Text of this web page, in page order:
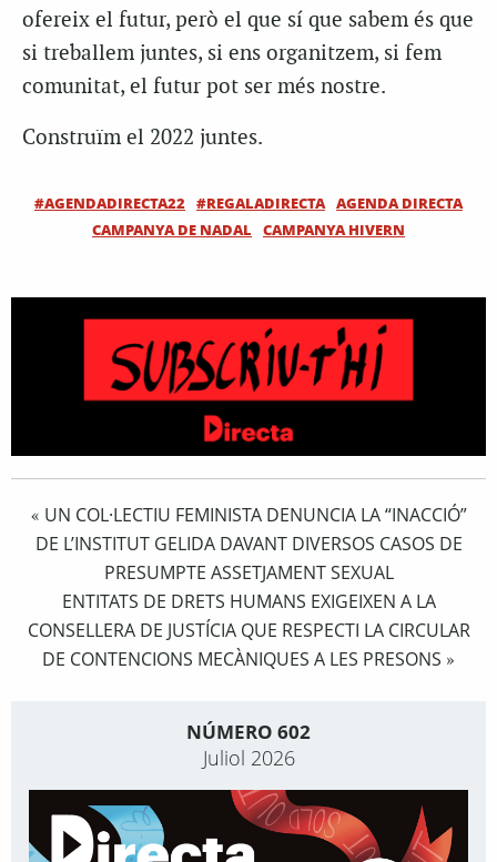
ofereix el futur, però el que sí que sabem és que
si treballem juntes, si ens organitzem, si fem
comunitat, el futur pot ser més nostre.
Construïm el 2022 juntes.
#AGENDADIRECTA22 #REGALADIRECTA AGENDA DIRECTA
CAMPANYA DE NADAL
CAMPANYA HIVERN
« UN COL·LECTIU FEMINISTA DENUNCIA LA “INACCIÓ”
DE L’INSTITUT GELIDA DAVANT DIVERSOS CASOS DE
PRESUMPTE ASSETJAMENT SEXUAL
ENTITATS DE DRETS HUMANS EXIGEIXEN A LA
CONSELLERA DE JUSTÍCIA QUE RESPECTI LA CIRCULAR
DE CONTENCIONS MECÀNIQUES A LES PRESONS »
NÚMERO 602
Juliol 2026